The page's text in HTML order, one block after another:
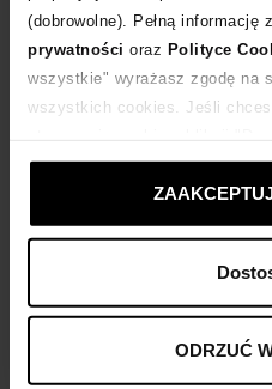
(dobrowolne). Pełną informację
prywatności oraz Polityce
wszystkie" wyrażasz zgodę na
wszystkich cookies. Jeśli
ustawienia prywatności.
ODRZUĆ
14 dni na zwrot towaru